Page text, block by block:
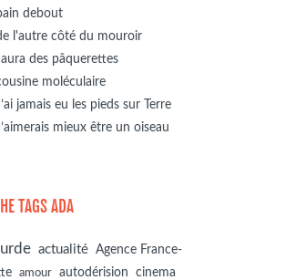
debout
l'autre côté du mouroir
l'aura des pâquerettes
moléculaire
jamais eu les pieds sur Terre
mieux être un oiseau
TAGS ADA
actualité Agence France-
amour autodérision
cinema